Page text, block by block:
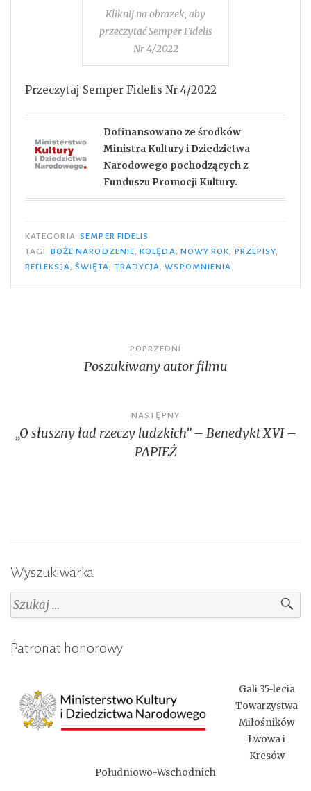
Kliknij na obrazek, aby
przeczytać Semper Fidelis
Nr 4/2022
Przeczytaj Semper Fidelis Nr 4/2022
Dofinansowano ze środków
Ministra Kultury i Dziedzictwa
Narodowego pochodzących z
Funduszu Promocji Kultury.
KATEGORIA SEMPER FIDELIS
TAGI
BOŻE NARODZENIE,KOLĘDA, NOWY ROK, PRZEPISY,
REFLEKSJA, ŚWIĘTA, TRADYCJA,WSPOMNIENIA
POPRZEDNI
Poszukiwany autor filmu
NASTĘPNY
„O słuszny ład rzeczy ludzkich” – Benedykt XVI –
PAPIEŻ
Wyszukiwarka
Szukaj:
Patronat honorowy
Gali 35-lecia
Towarzystwa
Miłośników
Lwowa i
Kresów
Południowo-Wschodnich